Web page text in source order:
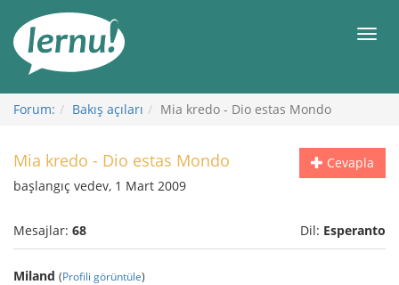
Görüntüleme
Forum: Bakış açıları Mia kredo - Dio estas Mondo
Cevapla
Mia kredo - Dio estas Mondo
başlangıç vedev, 1 Mart 2009
Mesajlar: 68 Dil: Esperanto
Miland (Profili görüntüle)